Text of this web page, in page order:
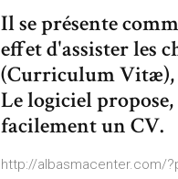
Il se présente
effet d'assister les
(Curriculum Vitæ),
Le logiciel
facilement un CV.
http://albasmacenter.com/